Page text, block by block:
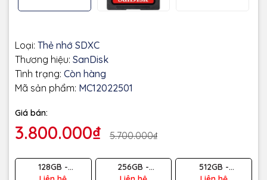
Loại: Thẻ nhớ SDXC
Thương hiệu: SanDisk
Tình trạng: Còn hàng
Mã sản phẩm: MC12022501
Giá bán:
3.800.000₫ 5.700.000₫
128GB -
256GB -
512GB -